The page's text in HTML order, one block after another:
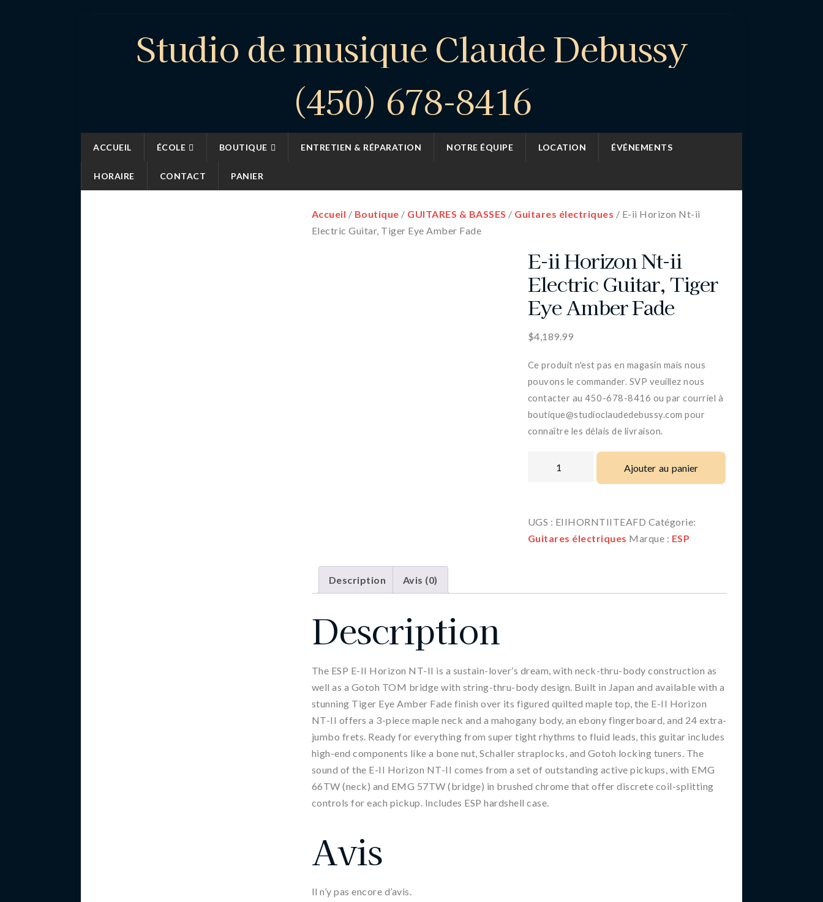
Studio de musique Claude Debussy
(450) 678-8416
ACCUEIL ÉCOLE BOUTIQUE ENTRETIEN & RÉPARATION NOTRE ÉQUIPE LOCATION ÉVÉNEMENTS
HORAIRE CONTACT PANIER
Accueil / Boutique / GUITARES & BASSES / Guitares électriques / E-ii Horizon Nt-ii
Electric Guitar, Tiger Eye Amber Fade
E-ii Horizon Nt-ii
Electric Guitar, Tiger
Eye Amber Fade
$4,189.99
Ce produit n'est pas en magasin mais nous
pouvons le commander. SVP veuillez nous
contacter au 450-678-8416 ou par courriel à
boutique@studioclaudedebussy.com pour
connaître les délais de livraison.
Ajouter au panier
UGS : EIIHORNTIITEAFD Catégorie:
Guitares électriques Marque : ESP
Description Avis (0)
Description
The ESP E-II Horizon NT-II is a sustain-lover’s dream, with neck-thru-body construction as
well as a Gotoh TOM bridge with string-thru-body design. Built in Japan and available with a
stunning Tiger Eye Amber Fade finish over its figured quilted maple top, the E-II Horizon
NT-II offers a 3-piece maple neck and a mahogany body, an ebony fingerboard, and 24 extra-
jumbo frets. Ready for everything from super tight rhythms to fluid leads, this guitar includes
high-end components like a bone nut, Schaller straplocks, and Gotoh locking tuners. The
sound of the E-II Horizon NT-II comes from a set of outstanding active pickups, with EMG
66TW (neck) and EMG 57TW (bridge) in brushed chrome that offer discrete coil-splitting
controls for each pickup. Includes ESP hardshell case.
Avis
Il n’y pas encore d’avis.